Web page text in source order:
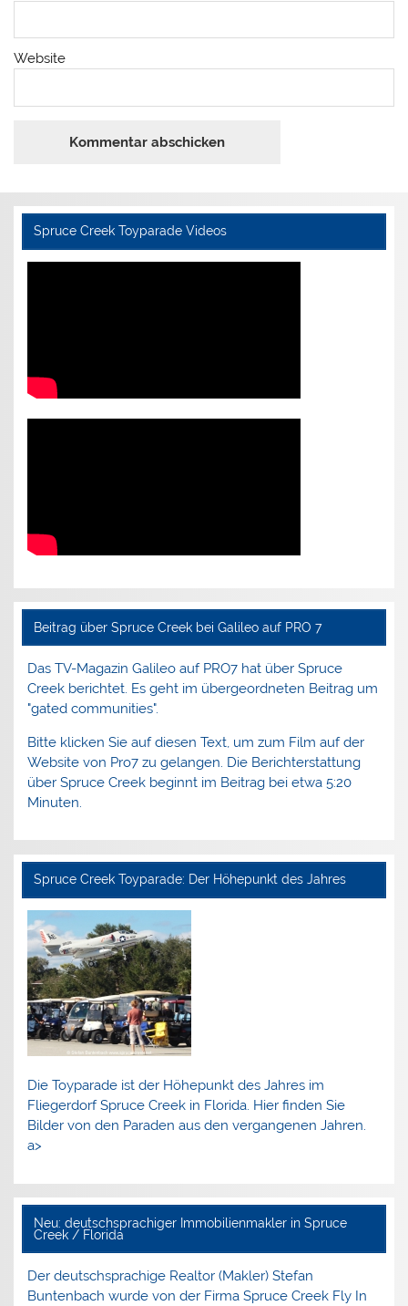
Website
Spruce Creek Toyparade Videos
Beitrag über Spruce Creek bei Galileo auf PRO 7
Das TV-Magazin Galileo auf PRO7 hat über Spruce
Creek berichtet. Es geht im übergeordneten Beitrag um
"gated communities".
Bitte klicken Sie auf diesen Text, um zum Film auf der
Website von Pro7 zu gelangen. Die Berichterstattung
über Spruce Creek beginnt im Beitrag bei etwa 5:20
Minuten.
Spruce Creek Toyparade: Der Höhepunkt des Jahres
Die Toyparade ist der Höhepunkt des Jahres im
Fliegerdorf Spruce Creek in Florida. Hier finden Sie
Bilder von den Paraden aus den vergangenen Jahren.
a>
Neu: deutschsprachiger Immobilienmakler in Spruce
Creek / Florida
Der deutschsprachige Realtor (Makler) Stefan
Buntenbach wurde von der Firma Spruce Creek Fly In